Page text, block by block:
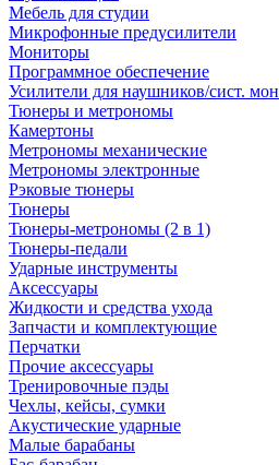
Мебель для студии
Микрофонные предусилители
Мониторы
Программное обеспечение
Усилители для наушников/сист.
Тюнеры и метрономы
Камертоны
Метрономы механические
Метрономы электронные
Рэковые тюнеры
Тюнеры
Тюнеры-метрономы (2 в 1)
Тюнеры-педали
Ударные инструменты
Аксессуары
Жидкости и средства ухода
Запчасти и комплектующие
Перчатки
Прочие аксессуары
Тренировочные пэды
Чехлы, кейсы, сумки
Акустические ударные
Mалые барабаны